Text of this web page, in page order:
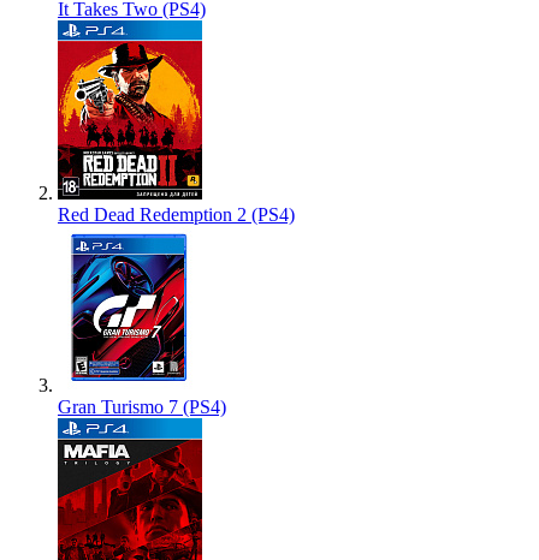
It Takes Two (PS4)
Red Dead Redemption 2 (PS4)
Gran Turismo 7 (PS4)